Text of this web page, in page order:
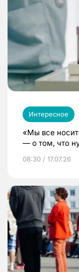
Интересное
«Мы все
— о том, что
08:30 / 17.07.26